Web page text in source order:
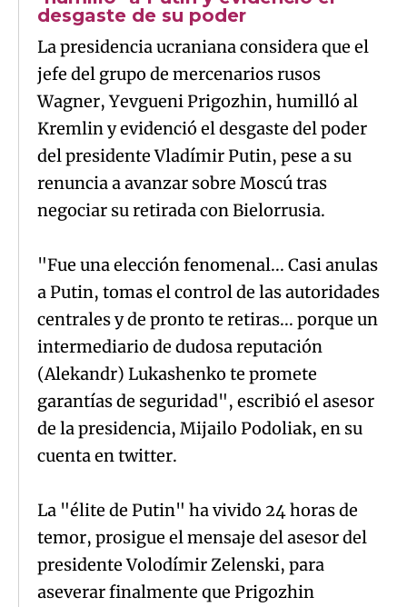
desgaste de su poder
La presidencia ucraniana considera que el
jefe del grupo de mercenarios rusos
Wagner, Yevgueni Prigozhin, humilló al
Kremlin y evidenció el desgaste del poder
del presidente Vladímir Putin, pese a su
renuncia a avanzar sobre Moscú tras
negociar su retirada con Bielorrusia.
"Fue una elección fenomenal... Casi anulas
a Putin, tomas el control de las autoridades
centrales y de pronto te retiras... porque un
intermediario de dudosa reputación
(Alekandr) Lukashenko te promete
garantías de seguridad", escribió el asesor
de la presidencia, Mijailo Podoliak, en su
cuenta en twitter.
La "élite de Putin" ha vivido 24 horas de
temor, prosigue el mensaje del asesor del
presidente Volodímir Zelenski, para
aseverar finalmente que Prigozhin